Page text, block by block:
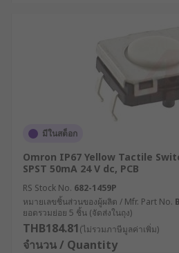
ใช้กับเครื่องตรวจวัดอุณหภูมิ,
หรือ อุปกรณ์ที่ต้องมีการป้อง
สารเคมีและความชื้น เพื่อก
อุตสาหกรรมยานยนต์ : ใช้ใน
หรือปุ่มควบคุมฟังก์ชันต่าง ๆ
ต้องการความแม่นยำในการ
คู่มือเลือกซื้อ Tact
เกิดประสิทธิภาพสูง
มีในสต็อก
Omron IP67 Yellow Tactile
SPST 50mA 24 V dc, PCB
RS Stock No. 682-1459P
หมายเลขชิ้นส่วนของผู้ผลิต / Mfr. Part No.
ยอดรวมย่อย 5 ชิ้น (จัดส่งในถุง)
THB184.81(ไม่รวมภาษีมูลค่าเพิ่ม)
จำนวน / Quantity